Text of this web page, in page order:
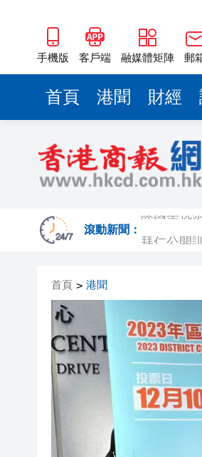
手機版 客戶端 融媒體矩陣 郵
首頁 港聞 財經
滾動新聞：
有片丨新
太古地產
【港商觀
有片丨中
首頁 > 港聞